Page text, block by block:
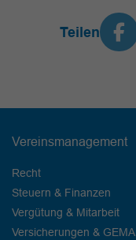
Teilen
Vereinsmanagement
Recht
Steuern & Finanzen
Vergütung & Mitarbeit
Versicherungen & GEMA